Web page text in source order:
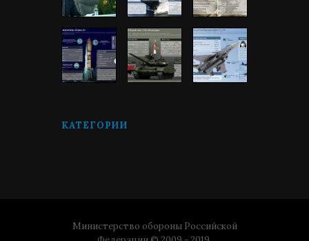
КАТЕГОРИИ
Министерство обороны Российской